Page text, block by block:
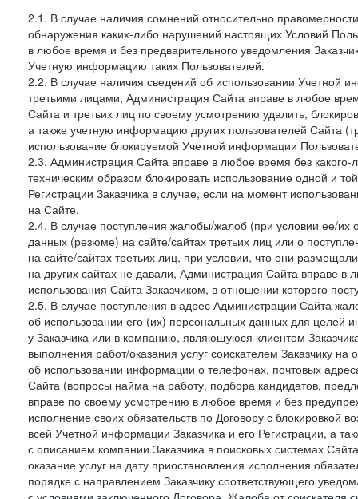
2.1. В случае наличия сомнений относительно
обнаружения каких-либо нарушений настоящих Условий
в любое время и без предварительного уведомления
Учетную информацию таких Пользователей.
2.2. В случае наличия сведений об использовании Учетной
третьими лицами, Администрация Сайта вправе в любое
Сайта и третьих лиц по своему усмотрению удалить,
а также учетную информацию других пользователей Сайта
использование блокируемой Учетной информации
2.3. Администрация Сайта вправе в любое время без
техническим образом блокировать использование одной и
Регистрации Заказчика в случае, если на момент
на Сайте.
2.4. В случае поступления жалобы/жалоб (при условии ее/их
данных (резюме) на сайте/сайтах третьих лиц или о
на сайте/сайтах третьих лиц, при условии, что они
на других сайтах не давали, Администрация Сайта вправе в
использования Сайта Заказчиком, в отношении которого
2.5. В случае поступления в адрес Администрации Сайта
об использовании его (их) персональных данных для целей
у Заказчика или в компанию, являющуюся клиентом
выполнения работ/оказания услуг соискателем Заказчику
об использовании информации о телефонах, почтовых
Сайта (вопросы найма на работу, подбора кандидатов,
вправе по своему усмотрению в любое время и без
исполнение своих обязательств по Договору с блокировкой
всей Учетной информации Заказчика и его Регистрации, а
с описанием компании Заказчика в поисковых системах
оказание услуг на дату приостановления исполнения
порядке с направлением Заказчику соответствующего